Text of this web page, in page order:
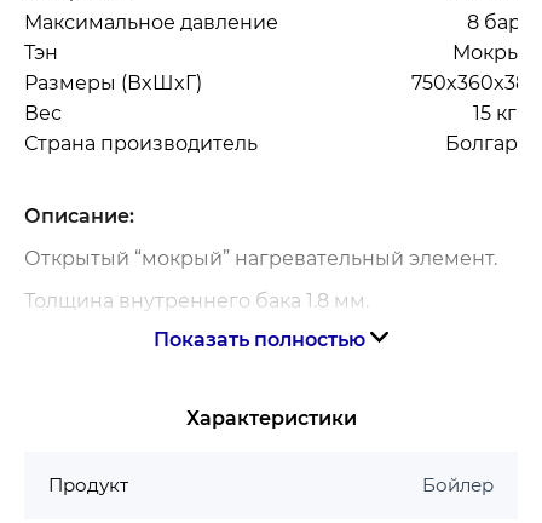
Максимальное давление
8 бар
Тэн
Мокрый
Размеры (ВxШxГ)
Вес
15 кг
Страна производитель
Болгария
Описание:
Открытый “мокрый” нагревательный элемент.
Толщина внутреннего бака 1.8 мм.
Толщина теплоизоляции 20 мм.
Гарантия: 7 лет на бак \ 2 года на
Показать полностью
Характеристики
Продукт Бойлер